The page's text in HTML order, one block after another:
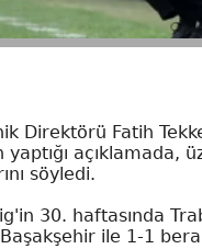
Direktörü Fatih
yaptığı açıklamada,
söyledi.
30. haftasında
Başakşehir ile 1-1